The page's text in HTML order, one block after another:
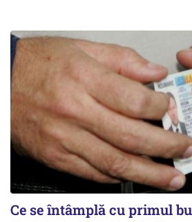
Ce se întâmplă cu primul